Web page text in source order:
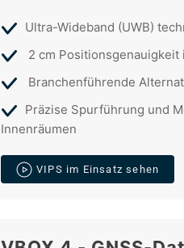
Ultra-Wideband (UWB)
2 cm Positionsgenauigkeit
Branchenführende
Präzise Spurführung und
Innenräumen
VIPS im Einsatz sehen